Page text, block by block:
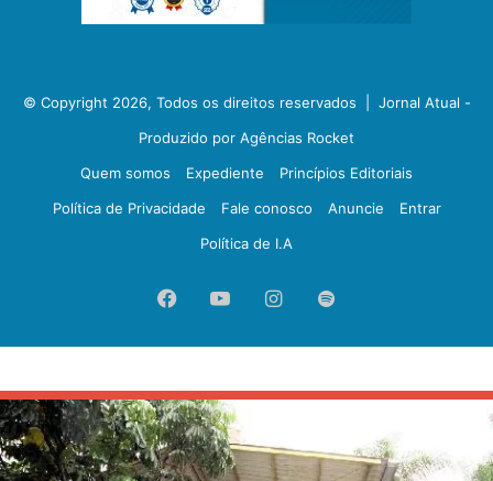
© Copyright 2026, Todos os direitos reservados | Jornal Atual -
Produzido por Agências Rocket
Quem somos
Expediente
Princípios Editoriais
Política de Privacidade
Fale conosco Anuncie
Entrar
Política de I.A
FacebookYouTubeInstagram
Spotify